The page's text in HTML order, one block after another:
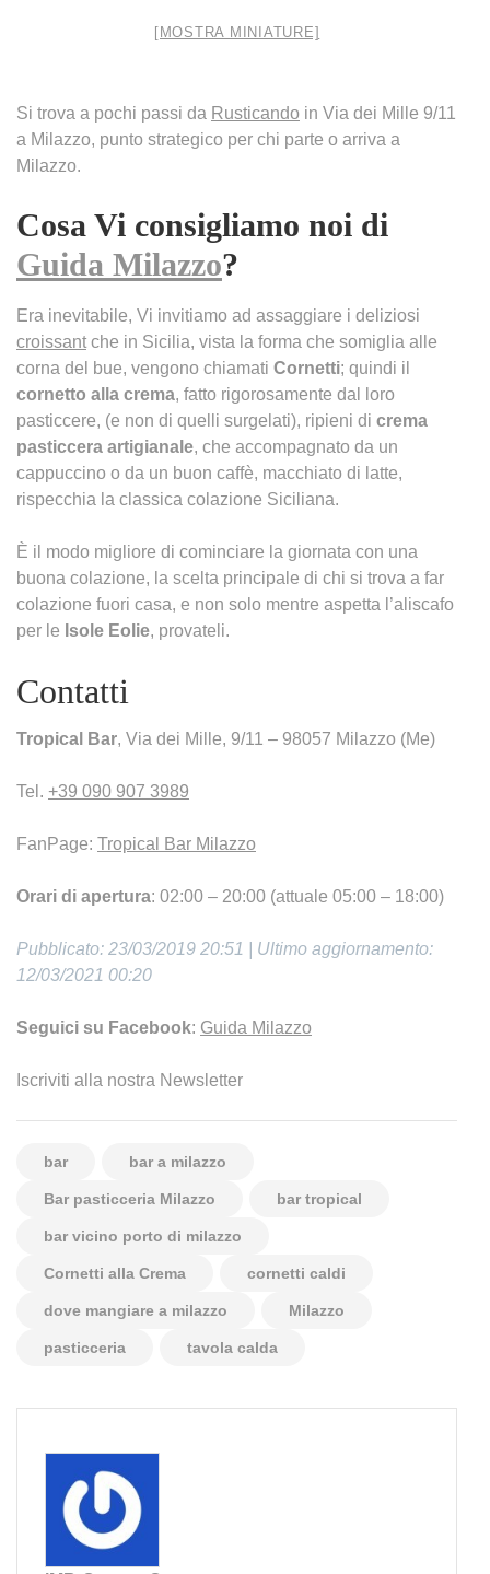
[MOSTRA MINIATURE]
Si trova a pochi passi da Rusticando in Via dei Mille 9/11
a Milazzo, punto strategico per chi parte o arriva a
Milazzo.
Cosa Vi consigliamo noi di
Guida Milazzo?
Era inevitabile, Vi invitiamo ad assaggiare i deliziosi
croissant che in Sicilia, vista la forma che somiglia alle
corna del bue, vengono chiamati Cornetti; quindi il
cornetto alla crema, fatto rigorosamente dal loro
pasticcere, (e non di quelli surgelati), ripieni di crema
pasticcera artigianale, che accompagnato da un
cappuccino o da un buon caffè, macchiato di latte,
rispecchia la classica colazione Siciliana.
È il modo migliore di cominciare la giornata con una
buona colazione, la scelta principale di chi si trova a far
colazione fuori casa, e non solo mentre aspetta l’aliscafo
per le Isole Eolie, provateli.
Contatti
Tropical Bar, Via dei Mille, 9/11 – 98057 Milazzo (Me)
Tel. +39 090 907 3989
FanPage: Tropical Bar Milazzo
Orari di apertura: 02:00 – 20:00 (attuale 05:00 – 18:00)
Pubblicato: 23/03/2019 20:51 | Ultimo aggiornamento:
12/03/2021 00:20
Seguici su Facebook: Guida Milazzo
Iscriviti alla nostra Newsletter
bar bar a milazzo
Bar pasticceria Milazzo bar tropical
bar vicino porto di milazzo
Cornetti alla Crema cornetti caldi
dove mangiare a milazzo Milazzo
pasticceria tavola calda